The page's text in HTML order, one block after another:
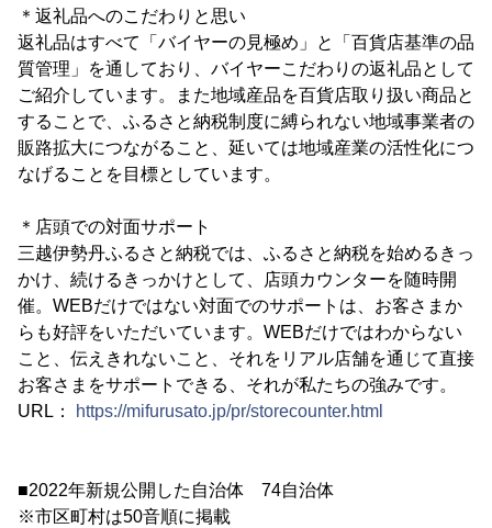
＊返礼品へのこだわりと思い
返礼品はすべて「バイヤーの見極め」と「百貨店基準の品
質管理」を通しており、バイヤーこだわりの返礼品として
ご紹介しています。また地域産品を百貨店取り扱い商品と
することで、ふるさと納税制度に縛られない地域事業者の
販路拡大につながること、延いては地域産業の活性化につ
なげることを目標としています。
＊店頭での対面サポート
三越伊勢丹ふるさと納税では、ふるさと納税を始めるきっ
かけ、続けるきっかけとして、店頭カウンターを随時開
催。WEBだけではない対面でのサポートは、お客さまか
らも好評をいただいています。WEBだけではわからない
こと、伝えきれないこと、それをリアル店舗を通じて直接
お客さまをサポートできる、それが私たちの強みです。
URL：
https://mifurusato.jp/pr/storecounter.html
■2022年新規公開した自治体 74自治体
※市区町村は50音順に掲載